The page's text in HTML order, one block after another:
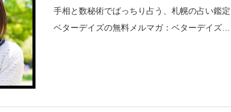
手相と数秘術でばっちり占う、札幌の占い鑑定
ベターデイズの無料メルマガ：ベターデイズ通